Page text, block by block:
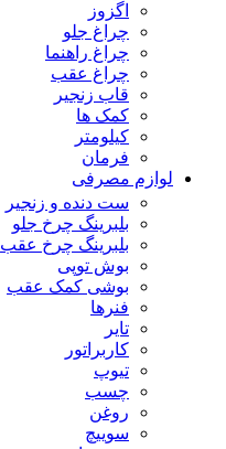
اگزوز
چراغ جلو
چراغ راهنما
چراغ عقب
قاب زنجیر
کمک ها
کیلومتر
فرمان
لوازم مصرفی
ست دنده و زنجیر
بلبرینگ چرخ جلو
بلبرینگ چرخ عقب
بوش توپی
بوشی کمک عقب
فنرها
تایر
کاربراتور
تیوپ
چسب
روغن
سوییچ